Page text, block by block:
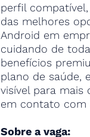
perfil
das melhores
Android em
cuidando de
benefícios
plano de saúde,
visível para mais
em contato com
Sobre a vaga: